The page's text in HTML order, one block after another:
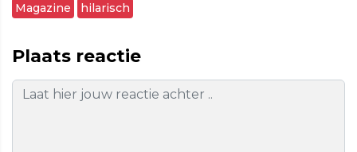
Magazine hilarisch
Plaats reactie